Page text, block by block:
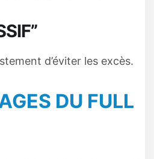
d’éviter les excès.
DU FULL